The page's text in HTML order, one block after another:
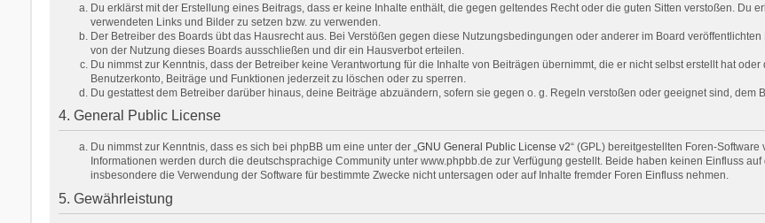
Du erklärst mit der Erstellung eines Beitrags, dass er keine Inhalte enthält, die gegen geltendes Recht oder die guten Sitten verstoßen. Du
verwendeten Links und Bilder zu setzen bzw. zu verwenden.
Der Betreiber des Boards übt das Hausrecht aus. Bei Verstößen gegen diese Nutzungsbedingungen oder anderer im Board
von der Nutzung dieses Boards ausschließen und dir ein Hausverbot erteilen.
Du nimmst zur Kenntnis, dass der Betreiber keine Verantwortung für die Inhalte von Beiträgen übernimmt, die er nicht selbst erstellt hat
Benutzerkonto, Beiträge und Funktionen jederzeit zu löschen oder zu sperren.
Du gestattest dem Betreiber darüber hinaus, deine Beiträge abzuändern, sofern sie gegen o. g. Regeln verstoßen oder geeignet sind, dem
4. General Public License
Du nimmst zur Kenntnis, dass es sich bei phpBB um eine unter der „GNU General Public License v2“ (GPL) bereitgestellten Foren-
Informationen werden durch die deutschsprachige Community unter www.phpbb.de zur Verfügung gestellt. Beide haben keinen Einfluss
insbesondere die Verwendung der Software für bestimmte Zwecke nicht untersagen oder auf Inhalte fremder Foren Einfluss nehmen.
5. Gewährleistung